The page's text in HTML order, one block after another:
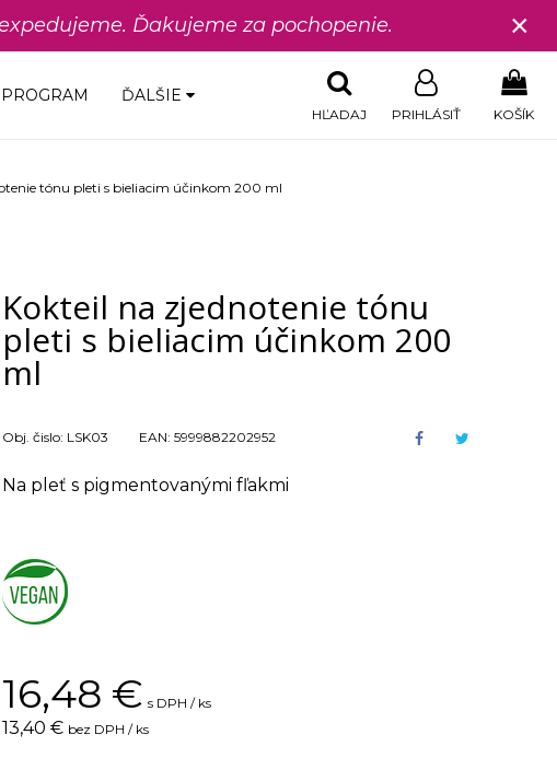
Ďakujeme za pochopenie. ×
ĎALŠIE
KOŠÍK
PRIHLÁSIŤ
HĽADAJ
tónu pleti s bieliacim účinkom 200 ml
Kokteil na zjednotenie tónu
pleti s bieliacim účinkom 200
ml
Obj. čislo: LSK03 EAN: 5999882202952
Na pleť s pigmentovanými fľakmi
16,48 € s DPH / ks
13,40 € bez DPH / ks